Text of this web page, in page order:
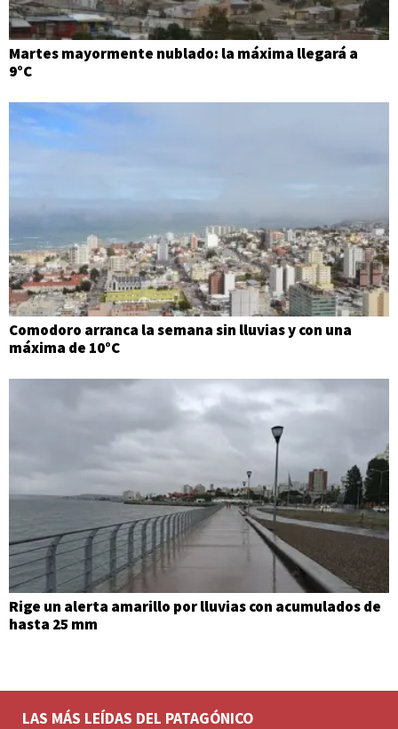
Martes mayormente nublado: la máxima llegará a
9°C
Comodoro arranca la semana sin lluvias y con una
máxima de 10°C
Rige un alerta amarillo por lluvias con acumulados de
hasta 25 mm
LAS MÁS LEÍDAS DEL PATAGÓNICO